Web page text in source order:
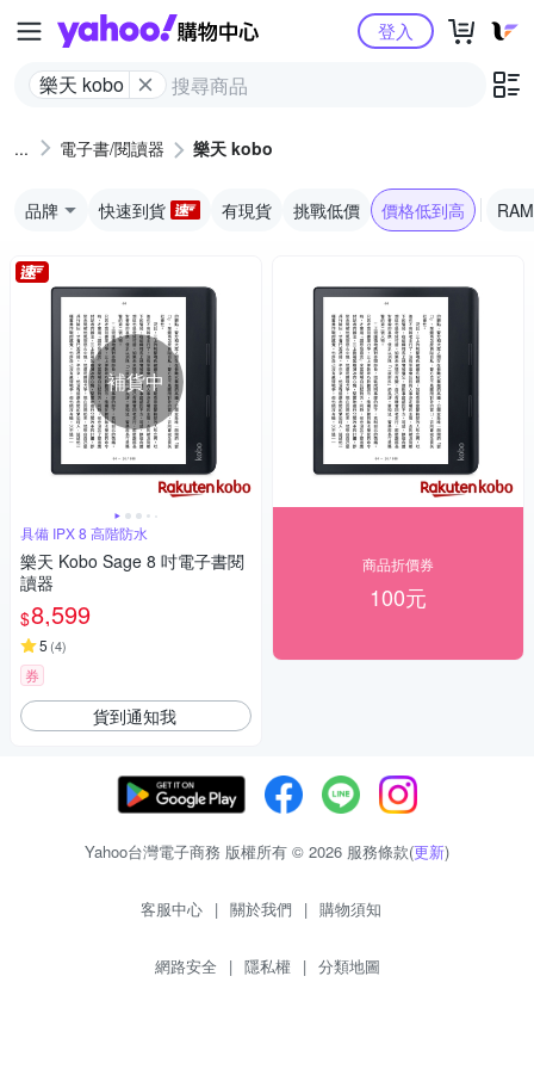
Yahoo購物中心
樂天 kobo
登入
電子書/閱讀器 樂天 kobo
品牌 快速到貨 有現貨 挑戰低價 價格低到高 RAM
補貨中
具備 IPX 8 高階防水
樂天 Kobo Sage 8 吋電子書閱
讀器
$8,599
5 (4)
券
貨到通知我
商品折價券
100元
Yahoo台灣電子商務 版權所有 © 2026 服務條款(更新)
客服中心 | 關於我們 | 購物須知
網路安全 | 隱私權 | 分類地圖